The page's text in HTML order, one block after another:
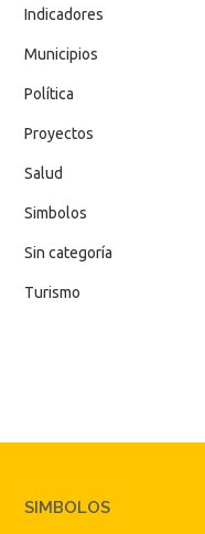
Indicadores
Municipios
Política
Proyectos
Salud
Simbolos
Sin categoría
Turismo
SIMBOLOS